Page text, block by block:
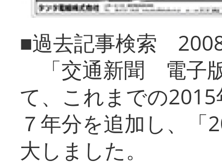
■過去記事検索
「交通新聞 電子
て、これまでの
７年分を追加し、「
大しまし